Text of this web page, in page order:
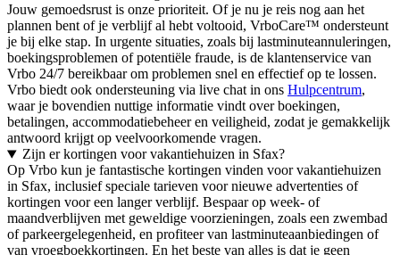
Jouw gemoedsrust is onze prioriteit. Of je nu je reis nog aan het
plannen bent of je verblijf al hebt voltooid, VrboCare™ ondersteunt
je bij elke stap. In urgente situaties, zoals bij lastminuteannuleringen,
boekingsproblemen of potentiële fraude, is de klantenservice van
Vrbo 24/7 bereikbaar om problemen snel en effectief op te lossen.
Vrbo biedt ook ondersteuning via live chat in ons Hulpcentrum,
waar je bovendien nuttige informatie vindt over boekingen,
betalingen, accommodatiebeheer en veiligheid, zodat je gemakkelijk
antwoord krijgt op veelvoorkomende vragen.
Zijn er kortingen voor vakantiehuizen in Sfax?
Op Vrbo kun je fantastische kortingen vinden voor vakantiehuizen
in Sfax, inclusief speciale tarieven voor nieuwe advertenties of
kortingen voor een langer verblijf. Bespaar op week- of
maandverblijven met geweldige voorzieningen, zoals een zwembad
of parkeergelegenheid, en profiteer van lastminuteaanbiedingen of
van vroegboekkortingen. En het beste van alles is dat je geen